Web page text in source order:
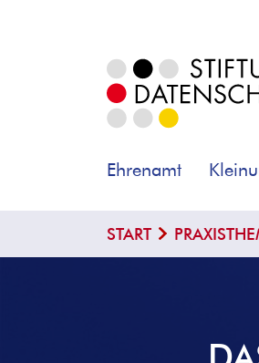
Ehrenamt
START